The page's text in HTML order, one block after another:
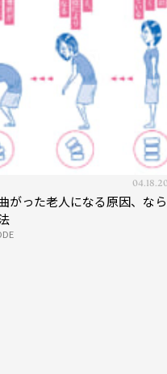
がった老人になる原因、なら